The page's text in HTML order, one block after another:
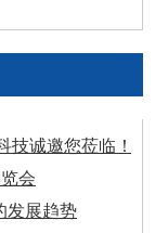
全‮制国‬药‮械机‬博览会 浙‮海江‬拓机械‮技科‬诚‮您邀‬莅临！
会
发展趋势